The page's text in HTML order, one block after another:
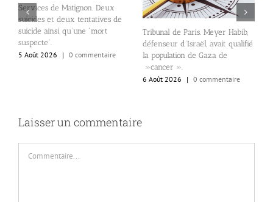
Services de Matignon. Deux
suicides et deux tentatives de
suicide ainsi qu’une “mort
suspecte”.
5 Août 2026
| 0 commentaire
Tribunal de Paris. Meyer Habib,
défenseur d’Israël, avait qualifié
la population de Gaza de
»cancer ».
6 Août 2026
| 0 commentaire
Laisser un commentaire